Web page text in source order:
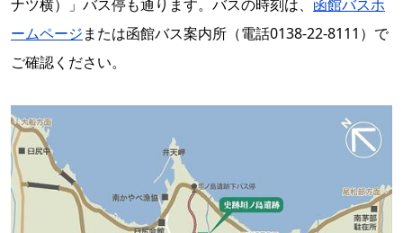
ナツ横）」バス停も通ります。バスの時刻は、 函館バスホ
ームページまたは函館バス案内所（電話0138-22-8111）で
ご確認ください。